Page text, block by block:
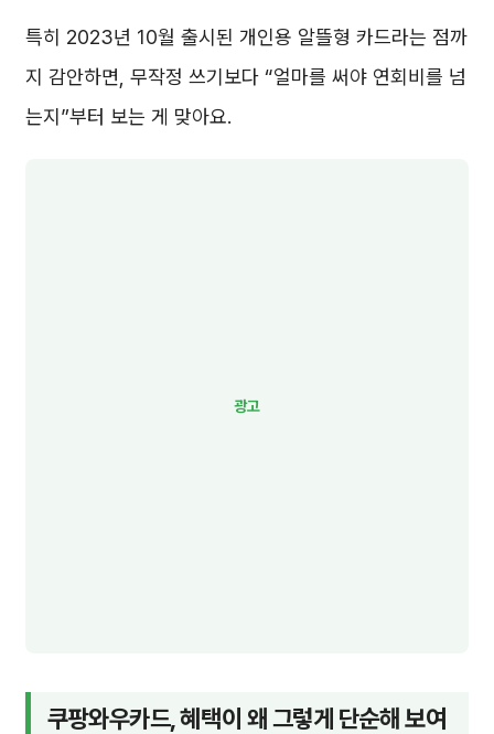
특히 2023년 10월 출시된 개인용 알뜰형 카드라는 점까
지 감안하면, 무작정 쓰기보다 “얼마를 써야 연회비를 넘
는지”부터 보는 게 맞아요.
쿠팡와우카드, 혜택이 왜 그렇게 단순해 보여